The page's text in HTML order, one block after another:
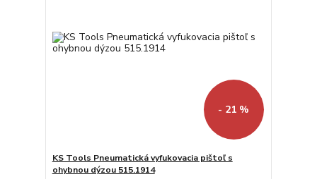
- 21 %
KS Tools Pneumatická vyfukovacia pištoľ s
ohybnou dýzou 515.1914